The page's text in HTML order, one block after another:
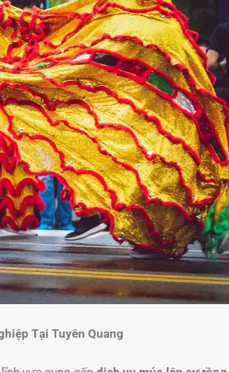
Tại Tuyên Quang